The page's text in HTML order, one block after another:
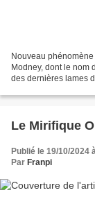
Nouveau
Modney, dont le nom
des dernières lames
Le Mirifique
Publié le 19/10/2024
Par Franpi